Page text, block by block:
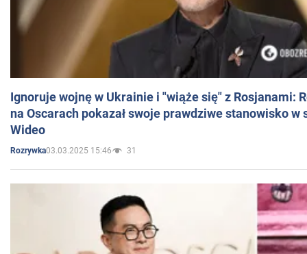
Ignoruje wojnę w Ukrainie i "wiąże się" z Rosjanami:
na Oscarach pokazał swoje prawdziwe stanowisko w
Wideo
Rozrywka03.03.2025 15:46 31